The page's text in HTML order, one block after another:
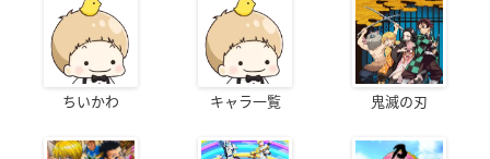
ちいかわ キャラ一覧 鬼滅の刃